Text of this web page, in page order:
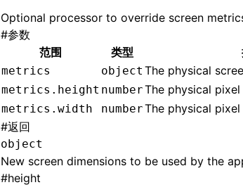
Optional processor to override screen
#参数
范围
类型
metrics object The physical
metrics.height numberThe physical
metrics.width numberThe physical
#返回
object
New screen dimensions to be used by the
#height